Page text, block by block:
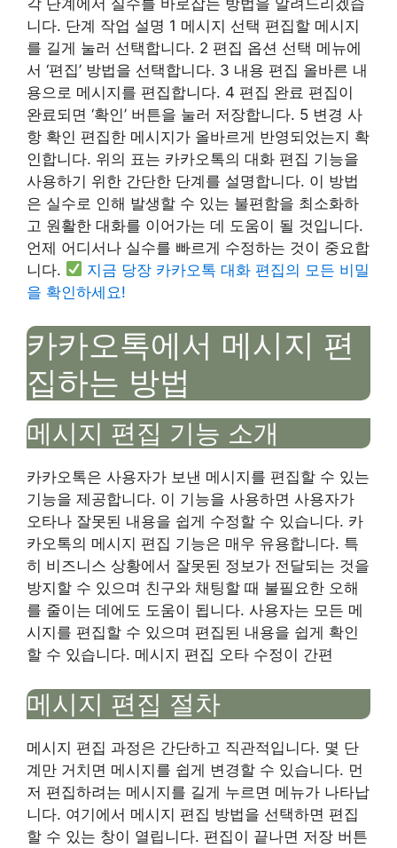
니다. 단계 작업 설명 1 메시지 선택 편집할 메시지
를 길게 눌러 선택합니다. 2 편집 옵션 선택 메뉴에
서 ‘편집’ 방법을 선택합니다. 3 내용 편집 올바른 내
용으로 메시지를 편집합니다. 4 편집 완료 편집이
완료되면 ‘확인’ 버튼을 눌러 저장합니다. 5 변경 사
항 확인 편집한 메시지가 올바르게 반영되었는지 확
인합니다. 위의 표는 카카오톡의 대화 편집 기능을
사용하기 위한 간단한 단계를 설명합니다. 이 방법
은 실수로 인해 발생할 수 있는 불편함을 최소화하
고 원활한 대화를 이어가는 데 도움이 될 것입니다.
언제 어디서나 실수를 빠르게 수정하는 것이 중요합
니다.
지금 당장 카카오톡 대화 편집의 모든 비밀
을 확인하세요!
카카오톡에서 메시지 편
집하는 방법
메시지 편집 기능 소개
카카오톡은 사용자가 보낸 메시지를 편집할 수 있는
기능을 제공합니다. 이 기능을 사용하면 사용자가
오타나 잘못된 내용을 쉽게 수정할 수 있습니다. 카
카오톡의 메시지 편집 기능은 매우 유용합니다. 특
히 비즈니스 상황에서 잘못된 정보가 전달되는 것을
방지할 수 있으며 친구와 채팅할 때 불필요한 오해
를 줄이는 데에도 도움이 됩니다. 사용자는 모든 메
시지를 편집할 수 있으며 편집된 내용을 쉽게 확인
할 수 있습니다. 메시지 편집 오타 수정이 간편
메시지 편집 절차
메시지 편집 과정은 간단하고 직관적입니다. 몇 단
계만 거치면 메시지를 쉽게 변경할 수 있습니다. 먼
저 편집하려는 메시지를 길게 누르면 메뉴가 나타납
니다. 여기에서 메시지 편집 방법을 선택하면 편집
할 수 있는 창이 열립니다. 편집이 끝나면 저장 버튼